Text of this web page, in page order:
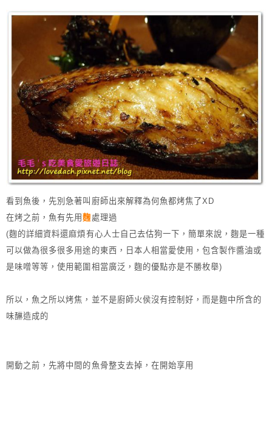
看到魚後，先別急著叫廚師出來解釋為何魚都烤焦了XD
在烤之前，魚有先用麴 處理過
(麴的詳細資料還麻煩有心人士自己去估狗一下，簡單來說，麴是一種
可以做為很多很多用途的東西，日本人相當愛使用，包含製作醬油或
是味噌等等，使用範圍相當廣泛，麴的優點亦是不勝枚舉)
所以，魚之所以烤焦，並不是廚師火侯沒有控制好，而是麴中所含的
味醂造成的
開動之前，先將中間的魚骨整支去掉，在開始享用